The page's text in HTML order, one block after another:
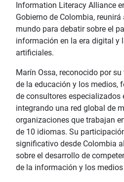
Information Literacy Alliance
Gobierno de Colombia, reunirá
mundo para debatir sobre el
información en la era digital y
artificiales.
Marín Ossa, reconocido por
de la educación y los medios,
de consultores especializados
integrando una red global de
organizaciones que trabajan
de 10 idiomas. Su
significativo desde Colombia
sobre el desarrollo de
de la información y los